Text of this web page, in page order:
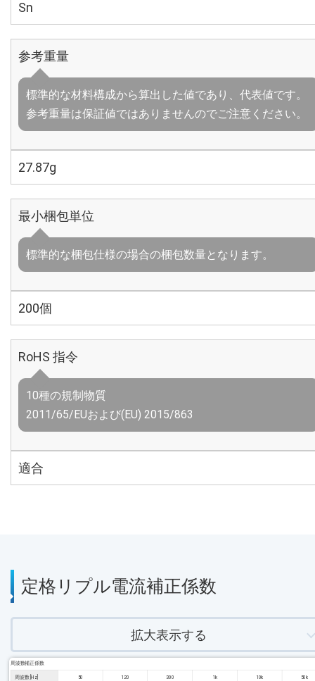
Sn
参考重量
標準的な材料構成から算出した値であり、代表値です。
参考重量は保証値ではありませんのでご注意ください。
27.87g
最小梱包単位
標準的な梱包仕様の場合の梱包数量となります。
200個
RoHS 指令
10種の規制物質
2011/65/EUおよび(EU) 2015/863
適合
定格リプル電流補正係数
拡大表示する
周波数補正係数
周波数 [Hz] 50 120 300 1k 10k 50k